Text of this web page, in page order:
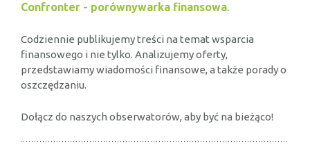
Confronter - porównywarka finansowa.
Codziennie publikujemy treści na temat wsparcia
finansowego i nie tylko. Analizujemy oferty,
przedstawiamy wiadomości finansowe, a także porady o
oszczędzaniu.
Dołącz do naszych obserwatorów, aby być na bieżąco!